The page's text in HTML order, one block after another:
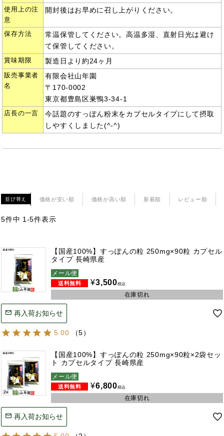
使用上の注
意
開封後はお早めに召し上がりください。
保存方法
常温保管してください。高温多湿、直射日光は避け
て保管してください。
賞味期限 製造日より約24ヶ月
販売事業者
名
有限会社山年園
〒170-0002
東京都豊島区巣鴨3-34-1
店長の一言
今話題のすっぽん粉末をカプセルタイプにして摂取
しやすくしました(^-^)
並び替え 価格が安い順 価格が高い順 新着順 レビュー順
5件中 1 -5件表示
【国産100%】すっぽんの粒 250mg×90粒 カプセル
タイプ 長崎県産
メール便
¥3,500税込
在庫切れ
再入荷お知らせ
5.00 （5）
【国産100%】すっぽんの粒 250mg×90粒×2袋セッ
ト カプセルタイプ 長崎県産
メール便
¥6,800税込
在庫切れ
再入荷お知らせ